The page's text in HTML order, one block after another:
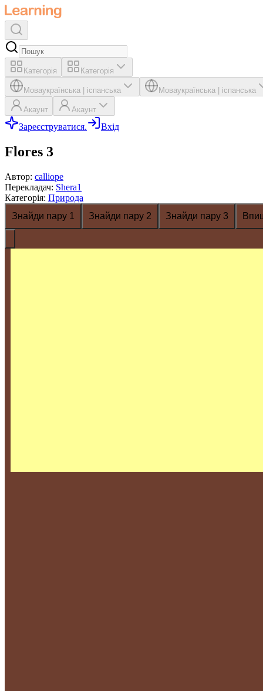
Категорія Категорія
Моваукраїнська іспанська Моваукраїнська іспанська
Акаунт Акаунт
Зареєструватися. Вхід
Flores 3
Автор: calliope
Перекладач: Shera1
Категорія: Природа
Знайди пару 1
Знайди пару 2 Знайди пару 3